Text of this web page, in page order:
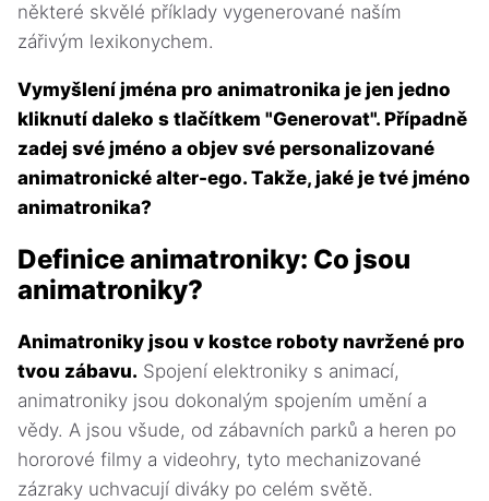
některé skvělé příklady vygenerované naším
zářivým lexikonychem.
Vymyšlení jména pro animatronika je jen jedno
kliknutí daleko s tlačítkem "Generovat". Případně
zadej své jméno a objev své personalizované
animatronické alter-ego. Takže, jaké je tvé jméno
animatronika?
Definice animatroniky: Co jsou
animatroniky?
Animatroniky jsou v kostce roboty navržené pro
tvou zábavu. Spojení elektroniky s animací,
animatroniky jsou dokonalým spojením umění a
vědy. A jsou všude, od zábavních parků a heren po
hororové filmy a videohry, tyto mechanizované
zázraky uchvacují diváky po celém světě.